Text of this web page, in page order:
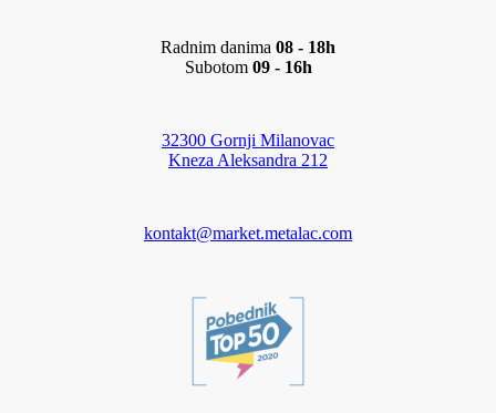
Radnim danima 08 - 18h
Subotom 09 - 16h
32300 Gornji Milanovac
Kneza Aleksandra 212
kontakt@market.metalac.com